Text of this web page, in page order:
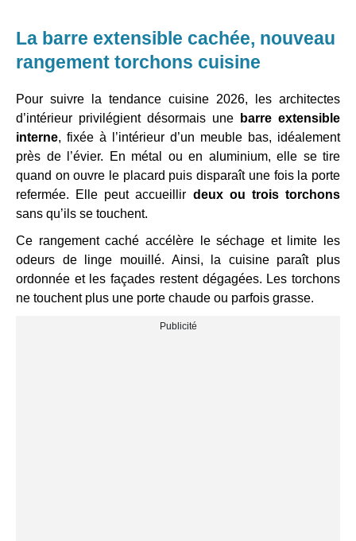
La barre extensible cachée, nouveau
rangement torchons cuisine
Pour suivre la tendance cuisine 2026, les architectes
d’intérieur privilégient désormais une
barre extensible
interne, fixée à l’intérieur d’un meuble bas, idéalement
près de l’évier. En métal ou en aluminium, elle se tire
quand on ouvre le placard puis disparaît une fois la porte
refermée. Elle peut accueillir deux ou trois torchons
sans qu’ils se touchent.
Ce rangement caché accélère le séchage et limite les
odeurs de linge mouillé. Ainsi, la cuisine paraît plus
ordonnée et les façades restent dégagées. Les torchons
ne touchent plus une porte chaude ou parfois grasse.